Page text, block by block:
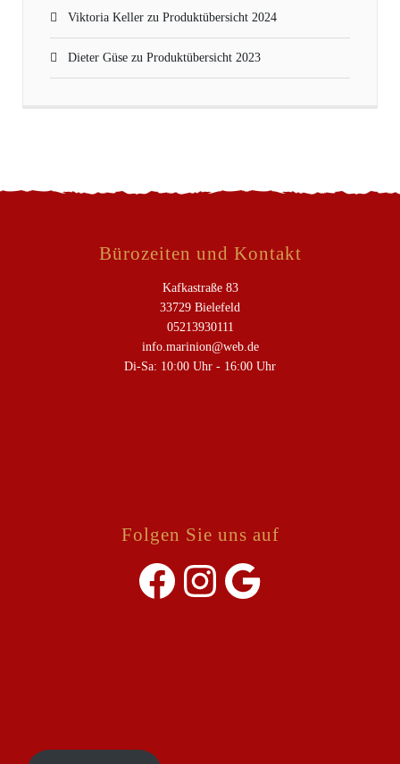
Viktoria Keller zu Produktübersicht 2024
Dieter Güse zu Produktübersicht 2023
Bürozeiten und Kontakt
Kafkastraße 83
33729 Bielefeld
05213930111
info.marinion@web.de
Di-Sa: 10:00 Uhr - 16:00 Uhr
Folgen Sie uns auf
Facebook Instagram Google